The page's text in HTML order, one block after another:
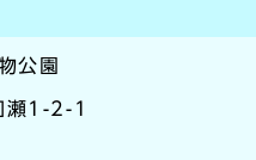
公園
1-2-1